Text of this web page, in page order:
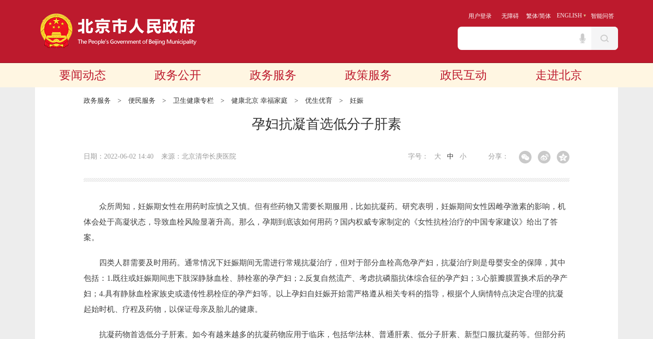
用户登录 无障碍 繁体/简体 ENGLISH 智能问答
要闻动态 政务公开 政务服务 政策服务 政民互动 走进北京
政务服务 > 便民服务 > 卫生健康专栏 > 健康北京 幸福家庭 > 优生优育 > 妊娠
孕妇抗凝首选低分子肝素
日期：2022-06-02 14:40 来源：北京清华长庚医院 分享：
字号： 大 中 小
众所周知，妊娠期女性在用药时应慎之又慎。但有些药物又需要长期服用，比如抗凝药。研究表明，妊娠期间女性因雌孕激素的影响，机
体会处于高凝状态，导致血栓风险显著升高。那么，孕期到底该如何用药？国内权威专家制定的《女性抗栓治疗的中国专家建议》给出了答
案。
四类人群需要及时用药。通常情况下妊娠期间无需进行常规抗凝治疗，但对于部分血栓高危孕产妇，抗凝治疗则是母婴安全的保障，其中
包括：1.既往或妊娠期间患下肢深静脉血栓、肺栓塞的孕产妇；2.反复自然流产、考虑抗磷脂抗体综合征的孕产妇；3.心脏瓣膜置换术后的孕产
妇；4.具有静脉血栓家族史或遗传性易栓症的孕产妇等。以上孕妇自妊娠开始需严格遵从相关专科的指导，根据个人病情特点决定合理的抗凝
起始时机、疗程及药物，以保证母亲及胎儿的健康。
抗凝药物首选低分子肝素。如今有越来越多的抗凝药物应用于临床，包括华法林、普通肝素、低分子肝素、新型口服抗凝药等。但部分药